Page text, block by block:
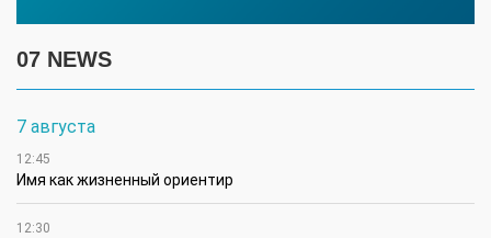
07 NEWS
7 августа
12:45
Имя как жизненный ориентир
12:30